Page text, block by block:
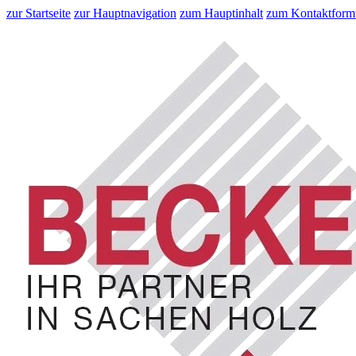
zur Startseite zur Hauptnavigation zum Hauptinhalt zum